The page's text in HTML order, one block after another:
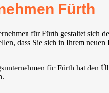
Fürth
für Fürth gestaltet sich
dass Sie sich in Ihrem
für Fürth hat den